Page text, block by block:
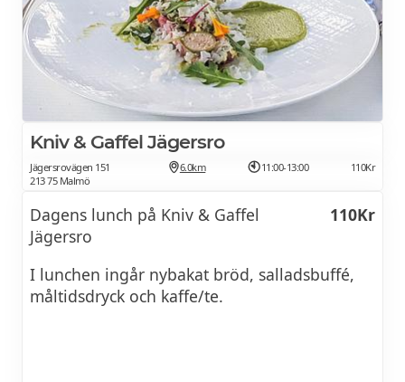
Cajun fries från
28Kr
Dirty fries
54Kr
Mozzarella sticks 3 st
32Kr
DRYCK
KAFFE
Bryggkaffe
25Kr
Vaniljglass
Kniv & Gaffel Jägersro
Jägersrovägen 151
213 75 Malmö
6.0km 11:00-13:00 110Kr
Dagens lunch på Kniv & Gaffel
Jägersro
110Kr
I lunchen ingår nybakat bröd, salladsbuffé,
måltidsdryck och kaffe/te.